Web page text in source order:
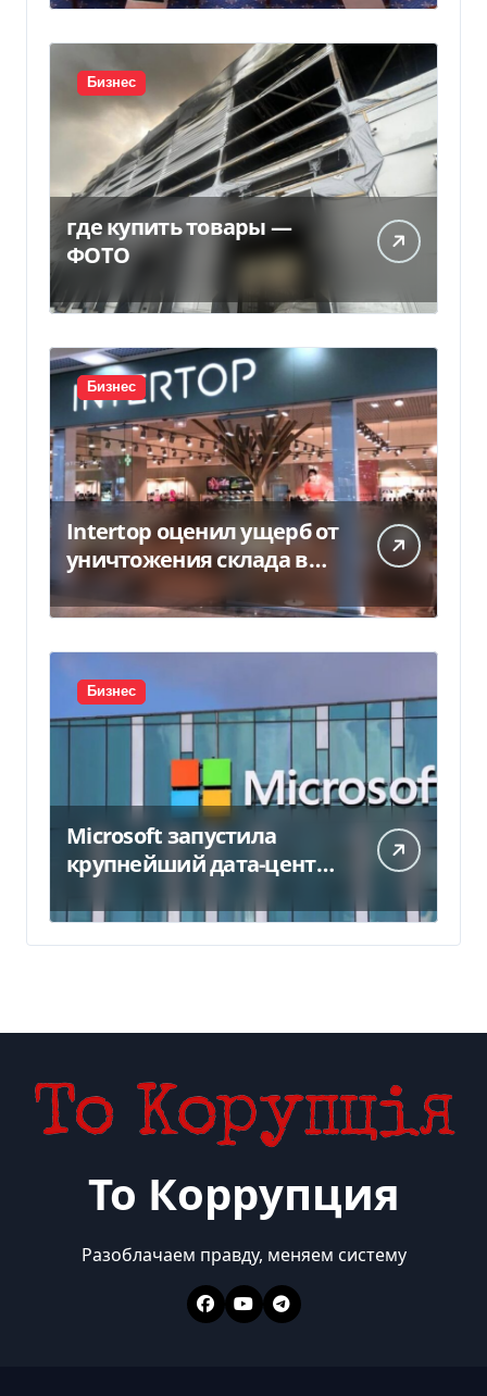
Бизнес
где купить товары —
ФОТО
Бизнес
Intertop оценил ущерб от
уничтожения склада в
450 млн грн
Бизнес
Microsoft запустила
крупнейший дата-центр
миллиарда
То Коррупция
Разоблачаем правду, меняем систему